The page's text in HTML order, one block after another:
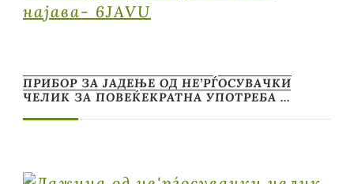
најава- 6JAVU
ПРИБОР ЗА ЈАДЕЊЕ ОД НЕ’РЃОСУВАЧКИ
ЧЕЛИК ЗА ПОВЕЌЕКРАТНА УПОТРЕБА …